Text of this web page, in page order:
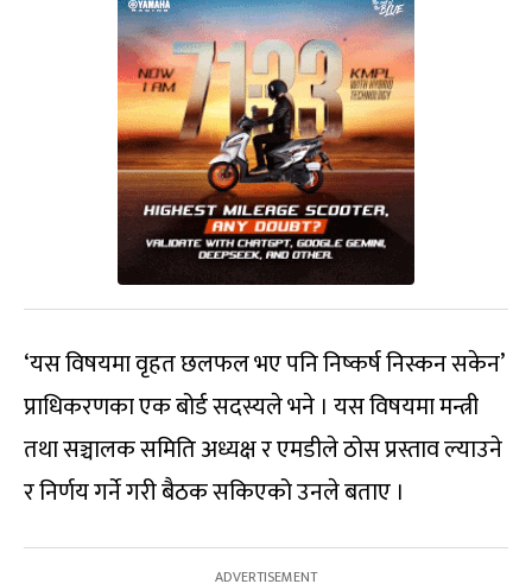
‘यस विषयमा वृहत छलफल भए पनि निष्कर्ष निस्कन सकेन’
प्राधिकरणका एक बोर्ड सदस्यले भने । यस विषयमा मन्त्री
तथा सञ्चालक समिति अध्यक्ष र एमडीले ठोस प्रस्ताव ल्याउने
र निर्णय गर्ने गरी बैठक सकिएको उनले बताए ।